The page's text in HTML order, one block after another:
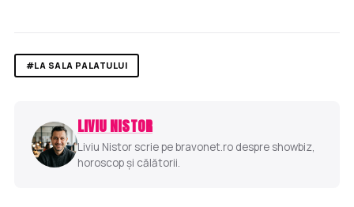
#LA SALA PALATULUI
LIVIU NISTOR
Liviu Nistor scrie pe bravonet.ro despre showbiz,
horoscop și călătorii.